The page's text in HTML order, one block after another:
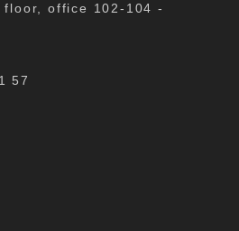
office 102-104 -
57